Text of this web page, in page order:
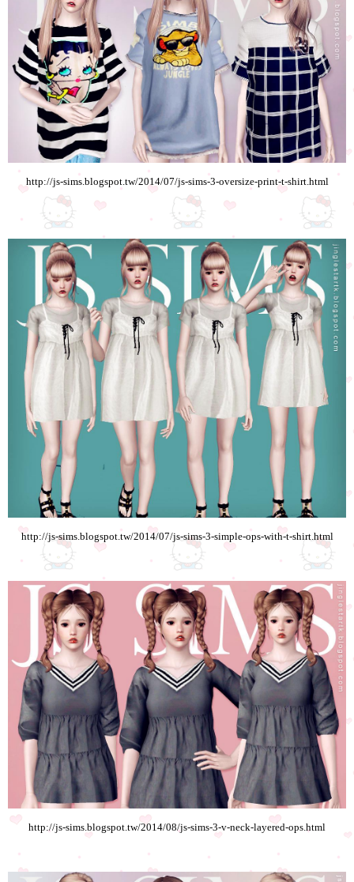
http://js-sims.blogspot.tw/2014/07/js-sims-3-oversize-print-t-shirt.html
http://js-sims.blogspot.tw/2014/07/js-sims-3-simple-ops-with-t-shirt.html
http://js-sims.blogspot.tw/2014/08/js-sims-3-v-neck-layered-ops.html